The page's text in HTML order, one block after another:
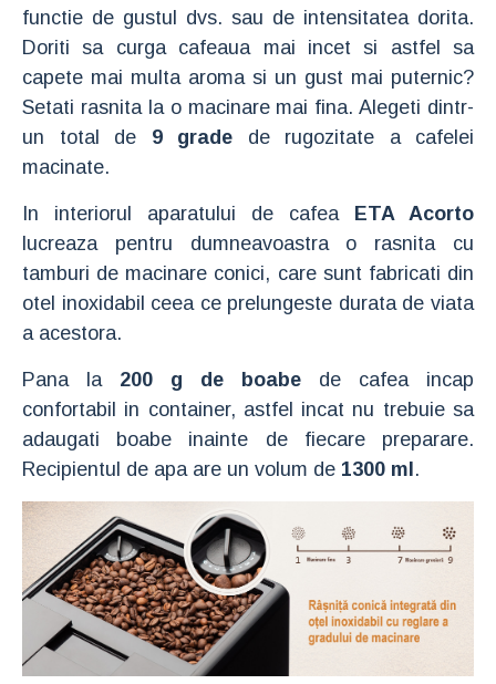
functie de gustul dvs. sau de intensitatea dorita.
Doriti sa curga cafeaua mai incet si astfel sa
capete mai multa aroma si un gust mai puternic?
Setati rasnita la o macinare mai fina. Alegeti dintr-
un total de 9 grade de rugozitate a cafelei
macinate.
In interiorul aparatului de cafea ETA Acorto
lucreaza pentru dumneavoastra o rasnita cu
tamburi de macinare conici, care sunt fabricati din
otel inoxidabil ceea ce prelungeste durata de viata
a acestora.
Pana la 200 g de boabe de cafea incap
confortabil in container, astfel incat nu trebuie sa
adaugati boabe inainte de fiecare preparare.
Recipientul de apa are un volum de 1300 ml.